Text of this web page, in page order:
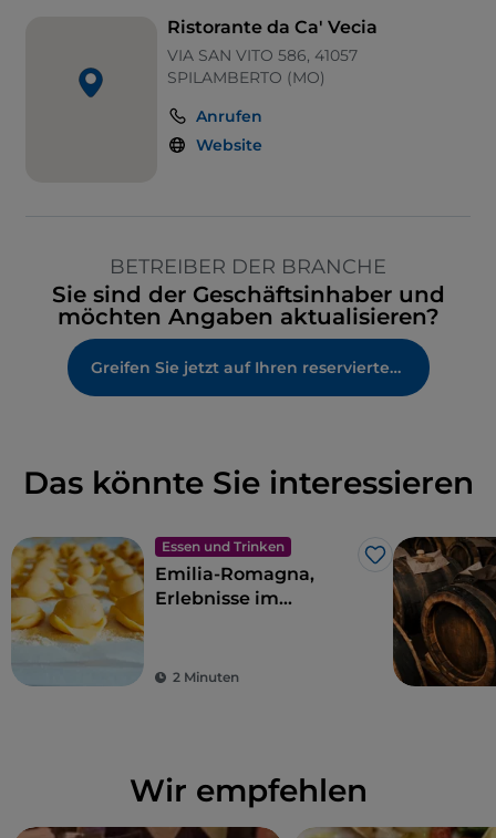
Ristorante da Ca' Vecia
VIA SAN VITO 586, 41057
SPILAMBERTO (MO)
Anrufen
Website
BETREIBER DER BRANCHE
Sie sind der Geschäftsinhaber und
möchten Angaben aktualisieren?
Greifen Sie jetzt auf Ihren reservierten Bereich zu
Das könnte Sie interessieren
Essen und Trinken
Like
Emilia-Romagna,
Erlebnisse im
2 Minuten
Wir empfehlen